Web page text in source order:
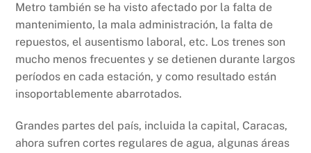
Metro también se ha visto afectado por la falta de
mantenimiento, la mala administración, la falta de
repuestos, el ausentismo laboral, etc. Los trenes son
mucho menos frecuentes y se detienen durante largos
períodos en cada estación, y como resultado están
insoportablemente abarrotados.
Grandes partes del país, incluida la capital, Caracas,
ahora sufren cortes regulares de agua, algunas áreas